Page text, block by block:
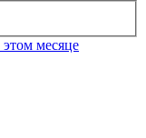
этом месяце